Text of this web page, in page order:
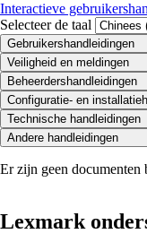
Interactieve
Selecteer de taal
Gebruikershandleidingen
Veiligheid en meldingen
Beheerdershandleidingen
Configuratie- en
Technische handleidingen
Andere handleidingen
Er zijn geen documenten
Lexmark